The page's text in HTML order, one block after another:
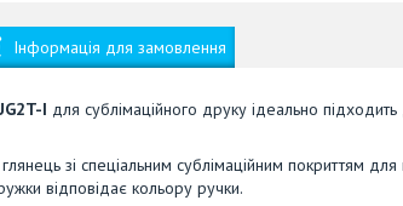
Інформація для замовлення
I для сублімаційного друку ідеально
зі спеціальним сублімаційним покриттям
відповідає кольору ручки.